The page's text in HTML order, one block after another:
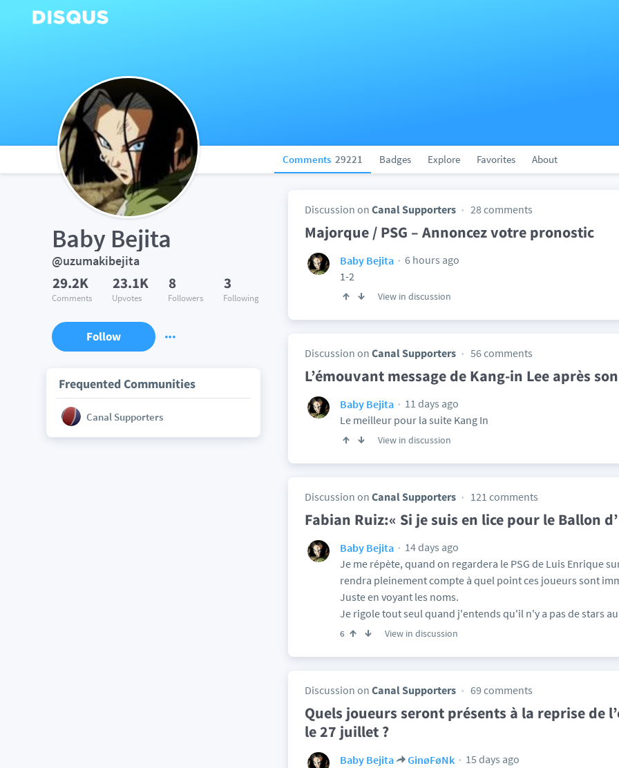
Comments 29221 Badges Explore Favorites About
Baby Bejita
@uzumakibejita
29.2K
Comments
23.1K
Upvotes
8
Followers
3
Following
Follow
Frequented Communities
Canal Supporters
Discussion on Canal Supporters 28 comments
Majorque / PSG – Annoncez votre pronostic
Baby Bejita
6 hours ago
1-2
View in discussion
Discussion on Canal Supporters 56 comments
L’émouvant message de Kang-in Lee après
Baby Bejita
11 days ago
Le meilleur pour la suite Kang In
View in discussion
Discussion on Canal Supporters 121 comments
Fabian Ruiz:« Si je suis en lice pour le Ballon
Baby Bejita
14 days ago
Je me répète, quand on regardera le PSG de Luis Enrique
rendra pleinement compte à quel point ces joueurs sont
Juste en voyant les noms.
Je rigole tout seul quand j'entends qu'il n'y a pas de stars au
6 View in discussion
Discussion on Canal Supporters 69 comments
Quels joueurs seront présents à la reprise de
le 27 juillet ?
Baby Bejita GinøFøNk
15 days ago